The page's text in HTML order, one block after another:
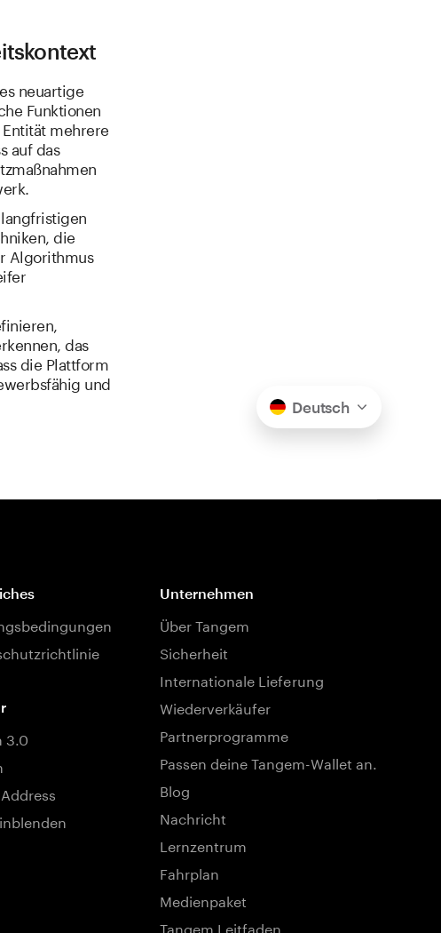
neuartige
Funktionen
mehrere
auf das
die
Algorithmus
das
die Plattform
und
Deutsch
3.0
Unternehmen
Über Tangem
Sicherheit
Internationale Lieferung
Wiederverkäufer
Partnerprogramme
Passen deine Tangem-Wallet an.
Blog
Nachricht
Lernzentrum
Fahrplan
Medienpaket
Tangem Leitfaden